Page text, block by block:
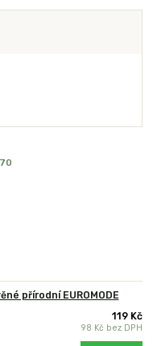
přírodní EUROMODE
119 Kč
98 Kč bez DPH